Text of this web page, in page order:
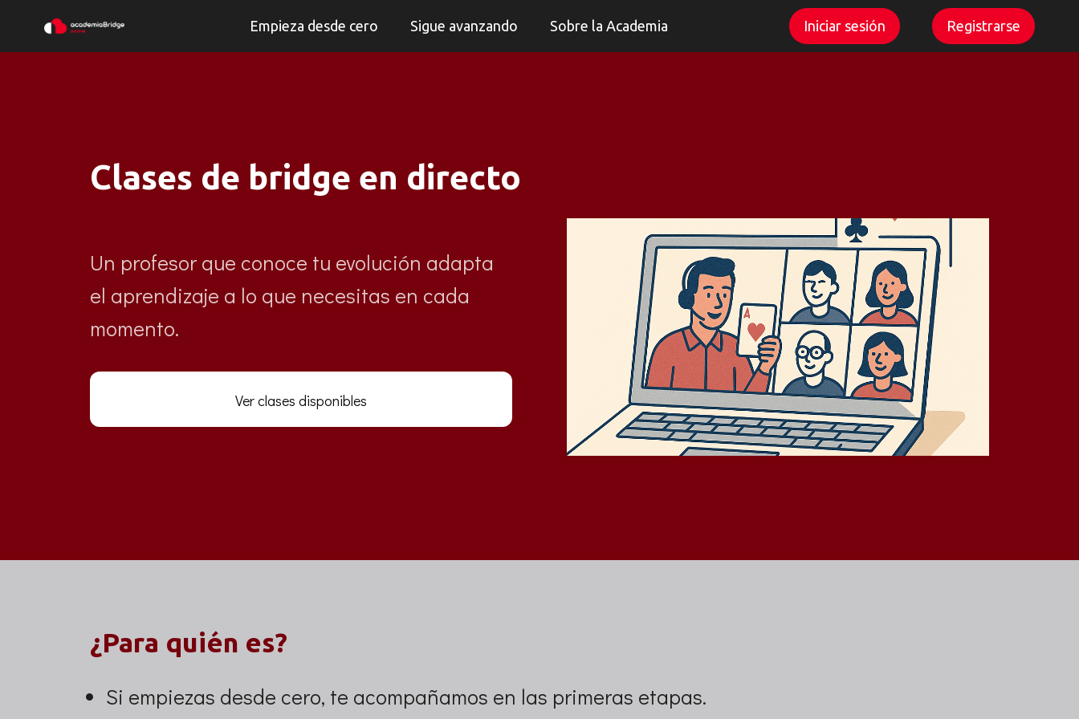
Empieza desde cero Sigue avanzando Sobre la Academia Iniciar sesión Registrarse
Clases de bridge en directo
Un profesor que conoce tu evolución adapta
el aprendizaje a lo que necesitas en cada
momento.
Ver clases disponibles
¿Para quién es?
Si empiezas desde cero, te acompañamos en las primeras etapas.